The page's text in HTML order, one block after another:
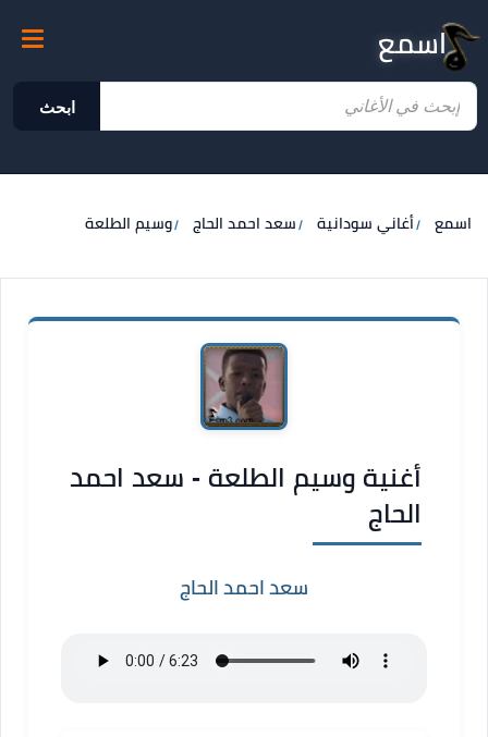
اسمع
ابحث
اسمع أغاني سودانية سعد احمد الحاج وسيم الطلعة
أغنية وسيم الطلعة - سعد احمد
الحاج
سعد احمد الحاج